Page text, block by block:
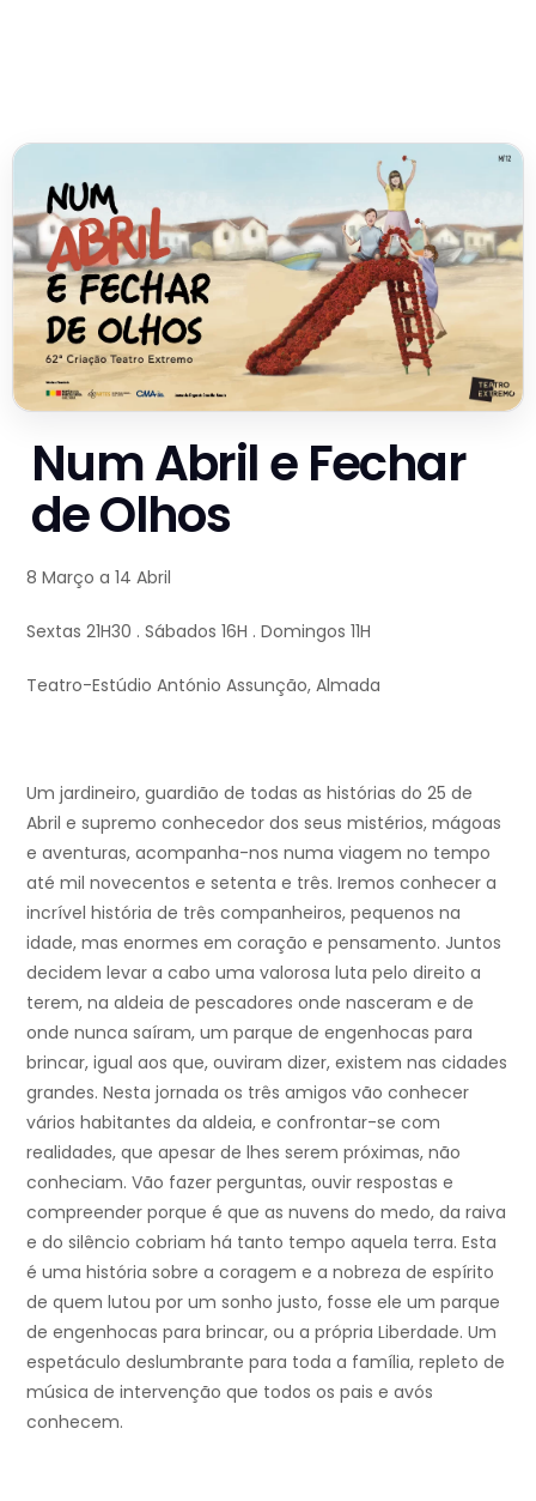
Num Abril e Fechar
de Olhos
8 Março a 14 Abril
Sextas 21H30 . Sábados 16H . Domingos 11H
Teatro-Estúdio António Assunção, Almada
Um jardineiro, guardião de todas as histórias do 25 de
Abril e supremo conhecedor dos seus mistérios, mágoas
e aventuras, acompanha-nos numa viagem no tempo
até mil novecentos e setenta e três. Iremos conhecer a
incrível história de três companheiros, pequenos na
idade, mas enormes em coração e pensamento. Juntos
decidem levar a cabo uma valorosa luta pelo direito a
terem, na aldeia de pescadores onde nasceram e de
onde nunca saíram, um parque de engenhocas para
brincar, igual aos que, ouviram dizer, existem nas cidades
grandes. Nesta jornada os três amigos vão conhecer
vários habitantes da aldeia, e confrontar-se com
realidades, que apesar de lhes serem próximas, não
conheciam. Vão fazer perguntas, ouvir respostas e
compreender porque é que as nuvens do medo, da raiva
e do silêncio cobriam há tanto tempo aquela terra. Esta
é uma história sobre a coragem e a nobreza de espírito
de quem lutou por um sonho justo, fosse ele um parque
de engenhocas para brincar, ou a própria Liberdade. Um
espetáculo deslumbrante para toda a família, repleto de
música de intervenção que todos os pais e avós
conhecem.